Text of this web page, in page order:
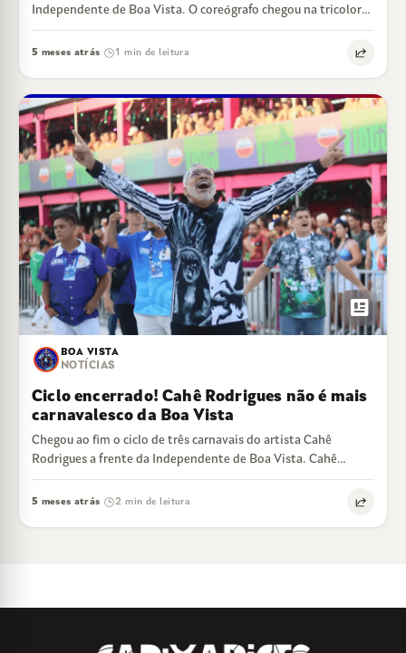
Independente de Boa Vista. O coreógrafo chegou na tricolor
de Cariacica para…
5 meses atrás 1 min de leitura
newsmode
BOA VISTA
NOTÍCIAS
Ciclo encerrado! Cahê Rodrigues não é mais
carnavalesco da Boa Vista
Chegou ao fim o ciclo de três carnavais do artista Cahê
Rodrigues a frente da Independente de Boa Vista. Cahê
estreou no…
5 meses atrás 2 min de leitura